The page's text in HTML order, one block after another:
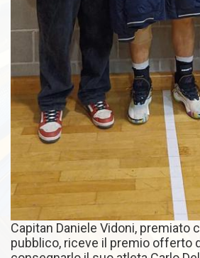
Capitan Daniele Vidoni, premiato
pubblico, riceve il premio offerto